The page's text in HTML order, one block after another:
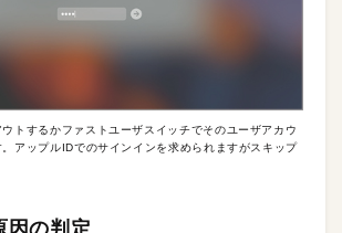
トするかファストユーザスイッチでそのユーザアカウ
アップルIDでのサインインを求められますがスキップ